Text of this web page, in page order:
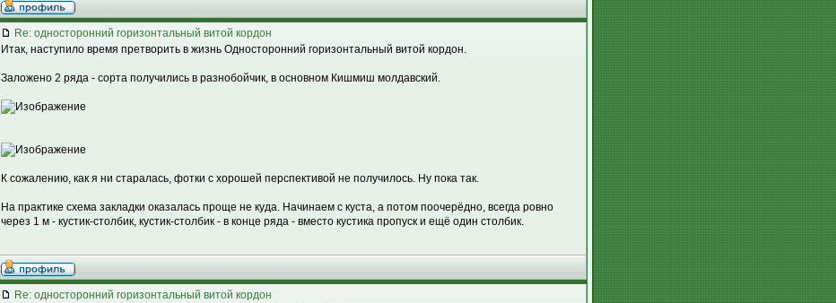
Re: односторонний горизонтальный витой кордон
Итак, наступило время претворить в жизнь Односторонний горизонтальный витой кордон.
Заложено 2 ряда - сорта получились в разнобойчик, в основном Кишмиш молдавский.
К сожалению, как я ни старалась, фотки с хорошей перспективой не получилось. Ну пока так.
На практике схема закладки оказалась проще не куда. Начинаем с куста, а потом поочерёдно, всегда ровно
через 1 м - кустик-столбик, кустик-столбик - в конце ряда - вместо кустика пропуск и ещё один столбик.
Re: односторонний горизонтальный витой кордон